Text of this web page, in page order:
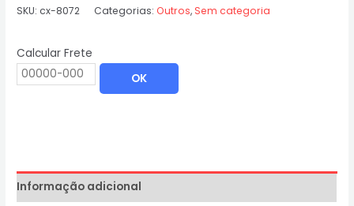
SKU:cx-8072 Categorias:Outros, Sem categoria
Calcular Frete
OK
Informação adicional